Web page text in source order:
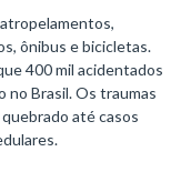
ônibus e bicicletas.
400 mil acidentados
no Brasil. Os traumas
até casos